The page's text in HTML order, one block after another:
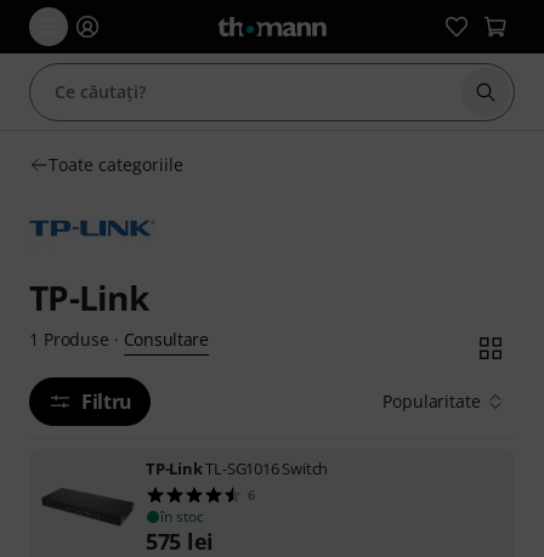
Toate categoriile
TP-Link
1 Produse · Consultare
Filtru Popularitate
TP-LinkTL-SG1016 Switch
6
în stoc
575 lei